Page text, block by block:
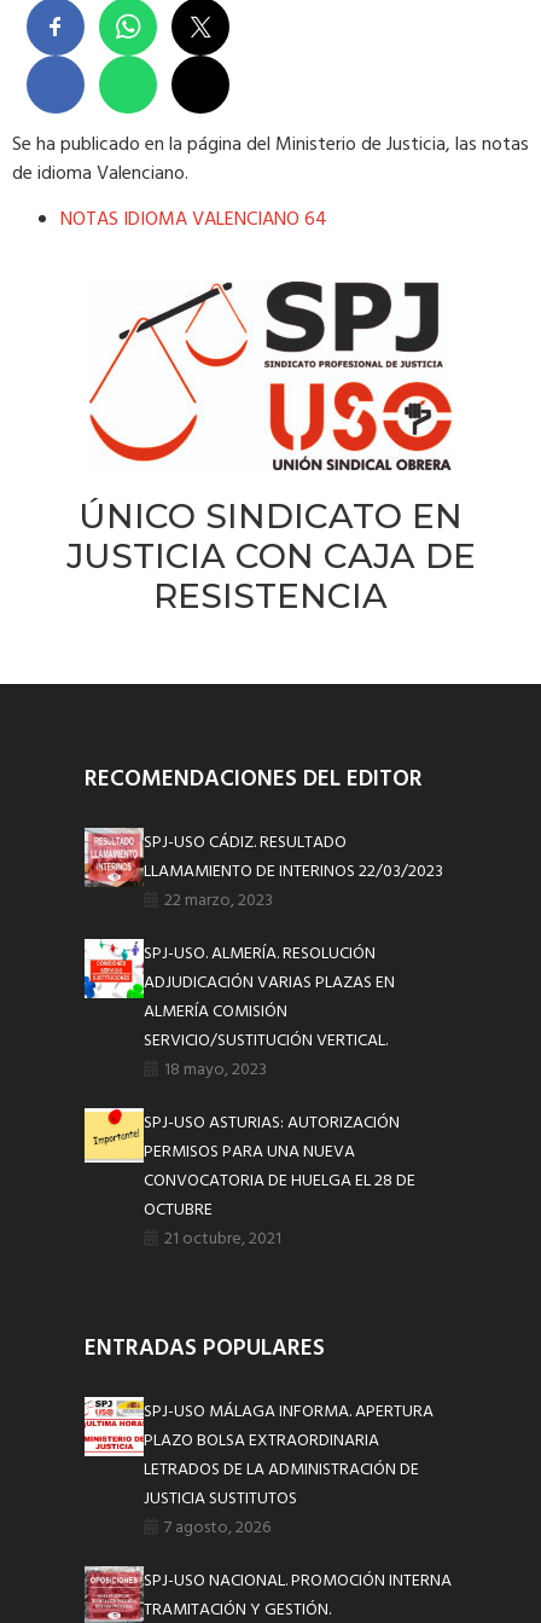
Se ha publicado en la página del Ministerio de Justicia, las notas
de idioma Valenciano.
NOTAS IDIOMA VALENCIANO 64
ÚNICO SINDICATO EN
JUSTICIA CON CAJA DE
RESISTENCIA
RECOMENDACIONES DEL EDITOR
SPJ-USO CÁDIZ. RESULTADO
LLAMAMIENTO DE INTERINOS 22/03/2023
22 marzo, 2023
SPJ-USO. ALMERÍA. RESOLUCIÓN
ADJUDICACIÓN VARIAS PLAZAS EN
ALMERÍA COMISIÓN
SERVICIO/SUSTITUCIÓN VERTICAL.
18 mayo, 2023
SPJ-USO ASTURIAS: AUTORIZACIÓN
PERMISOS PARA UNA NUEVA
CONVOCATORIA DE HUELGA EL 28 DE
OCTUBRE
21 octubre, 2021
ENTRADAS POPULARES
SPJ-USO MÁLAGA INFORMA. APERTURA
PLAZO BOLSA EXTRAORDINARIA
LETRADOS DE LA ADMINISTRACIÓN DE
JUSTICIA SUSTITUTOS
7 agosto, 2026
SPJ-USO NACIONAL. PROMOCIÓN INTERNA
TRAMITACIÓN Y GESTIÓN.